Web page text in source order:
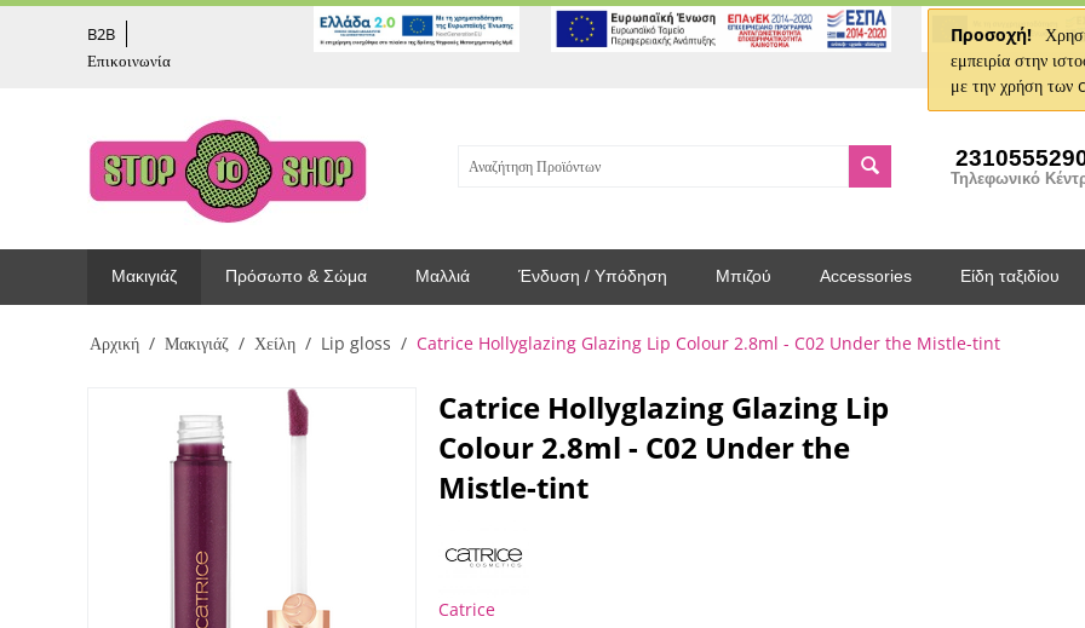
Προσοχή!
εμπειρία στην
με την χρήση των
B2B
Επικοινωνία
Τηλεφωνικό
Μακιγιάζ Πρόσωπο & Σώμα Μαλλιά Ένδυση / Υπόδηση Μπιζού Accessories Είδη ταξιδίου
Αρχική / Μακιγιάζ / Χείλη / Lip gloss / Catrice Hollyglazing Glazing Lip Colour 2.8ml - C02 Under the Mistle-tint
Catrice Hollyglazing Glazing Lip
Colour 2.8ml - C02 Under the
Mistle-tint
Catrice